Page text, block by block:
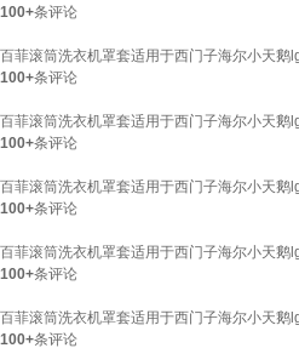
100+条评论
百菲滚筒洗衣机罩套适用于西门子海尔小天
100+条评论
百菲滚筒洗衣机罩套适用于西门子海尔小天
100+条评论
百菲滚筒洗衣机罩套适用于西门子海尔小天
100+条评论
百菲滚筒洗衣机罩套适用于西门子海尔小天
100+条评论
百菲滚筒洗衣机罩套适用于西门子海尔小天
100+条评论